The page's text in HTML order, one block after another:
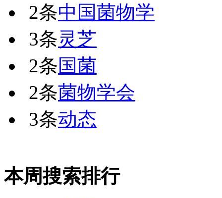
2条中国菌物学
3条灵芝
2条国菌
2条菌物学会
3条动态
本周搜索排行